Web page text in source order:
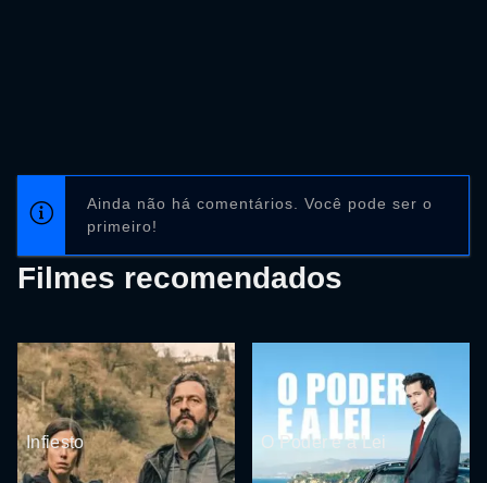
Ainda não há comentários. Você pode ser o
primeiro!
Filmes recomendados
Infiesto O Poder e a Lei